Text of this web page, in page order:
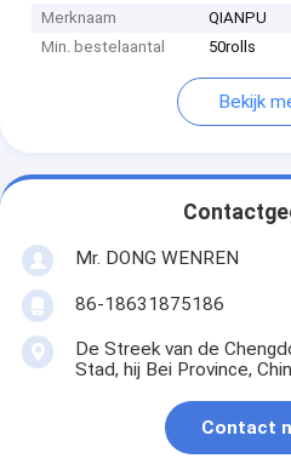
Merknaam
QIANPU
Min. bestelaantal
50rolls
Bekijk
Mr. DONG WENREN
86-18631875186
De Streek van de
Stad, hij Bei Province,
Contact